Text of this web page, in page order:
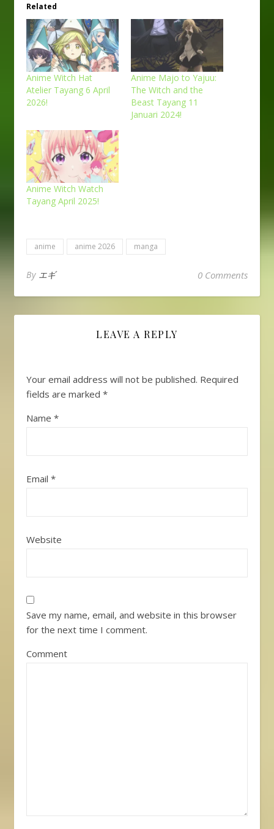
Related
Anime Witch Hat
Atelier Tayang 6 April
2026!
Anime Majo to Yajuu:
The Witch and the
Beast Tayang 11
Januari 2024!
Anime Witch Watch
Tayang April 2025!
anime anime 2026 manga
By エギ 0 Comments
LEAVE A REPLY
Your email address will not be published. Required
fields are marked *
Name *
Email *
Website
Save my name, email, and website in this browser
for the next time I comment.
Comment